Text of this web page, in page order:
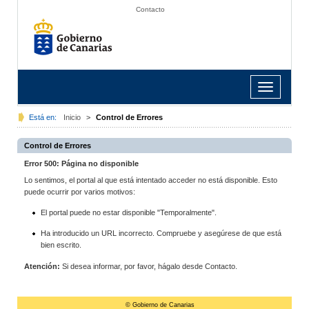
Contacto
Toggle
navigation
Está en: Inicio > Control de Errores
Control de Errores
Error 500: Página no disponible
Lo sentimos, el portal al que está intentado acceder no está disponible. Esto
puede ocurrir por varios motivos:
El portal puede no estar disponible "Temporalmente".
Ha introducido un URL incorrecto. Compruebe y asegúrese de que está
bien escrito.
Atención: Si desea informar, por favor, hágalo desde Contacto.
© Gobierno de Canarias